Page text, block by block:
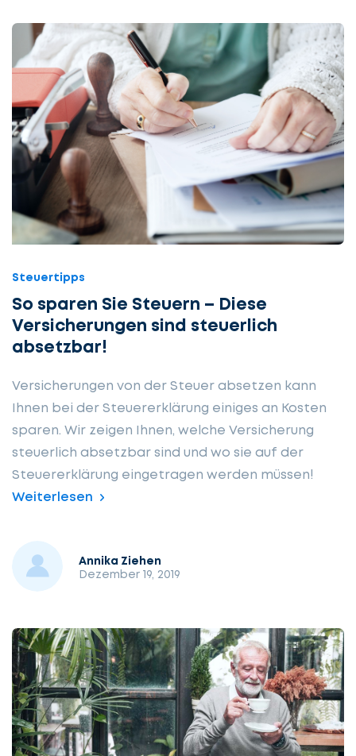
Steuertipps
So sparen Sie Steuern – Diese
Versicher­ungen sind steuer­lich
absetzbar!
Versicherungen von der Steuer absetzen kann
Ihnen bei der Steuererklärung einiges an Kosten
sparen. Wir zeigen Ihnen, welche Versicherung
steuerlich absetzbar sind und wo sie auf der
Steuererklärung eingetragen werden müssen!
Weiterlesen
Annika Ziehen
Dezember 19, 2019